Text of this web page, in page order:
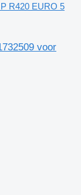
R420 EURO 5
voor